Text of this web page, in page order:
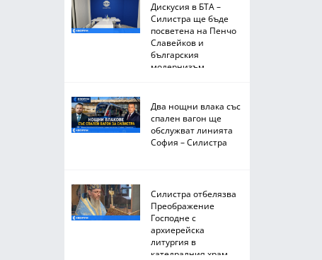
Дискусия в БТА –
Силистра ще бъде
посветена на Пенчо
Славейков и
българския
модернизъм
Два нощни влака със
спален вагон ще
обслужват линията
София – Силистра
Силистра отбелязва
Преображение
Господне с
архиерейска
литургия в
катедралния храм